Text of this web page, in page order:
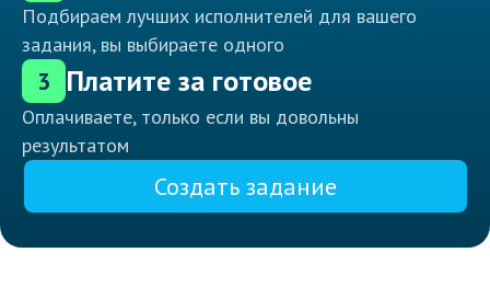
Подбираем лучших исполнителей для вашего
задания, вы выбираете одного
3 Платите за готовое
Оплачиваете, только если вы довольны
результатом
Создать задание